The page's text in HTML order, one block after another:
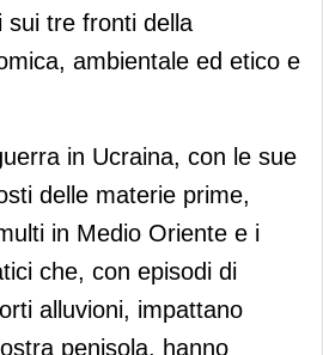
sui tre fronti della
ambientale ed etico e
in Ucraina, con le sue
delle materie prime,
in Medio Oriente e i
che, con episodi di
alluvioni, impattano
penisola, hanno